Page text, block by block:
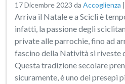
17 Dicembre 2023 da Accoglienza |
Arriva il Natale e a Scicli è
infatti, la passione degli
private alle parrochie, fino ad
fascino della Natività si riveste
Questa tradizione secolare
sicuramente, è uno dei presepi